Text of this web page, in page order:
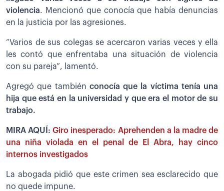
violencia. Mencionó que conocía que había denuncias
en la justicia por las agresiones.
“Varios de sus colegas se acercaron varias veces y ella
les contó que enfrentaba una situación de violencia
con su pareja”, lamentó.
Agregó que también conocía que la víctima tenía una
hija que está en la universidad y que era el motor de su
trabajo.
MIRA AQUÍ:Giro inesperado: Aprehenden a la madre de
una niña violada en el penal de El Abra, hay cinco
internos investigados
La abogada pidió que este crimen sea esclarecido que
no quede impune.